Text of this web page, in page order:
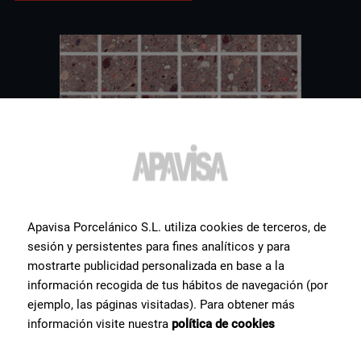
Apavisa Porcelánico S.L. utiliza cookies de terceros, de
sesión y persistentes para fines analíticos y para
mostrarte publicidad personalizada en base a la
información recogida de tus hábitos de navegación (por
ejemplo, las páginas visitadas). Para obtener más
información visite nuestra política de cookies